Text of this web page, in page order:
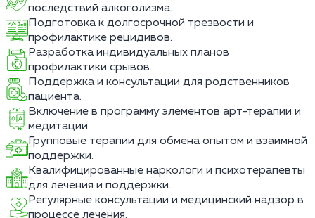
последствий алкоголизма.
Подготовка к долгосрочной трезвости и
профилактике рецидивов.
Разработка индивидуальных планов
профилактики срывов.
Поддержка и консультации для родственников
пациента.
Включение в программу элементов арт-терапии и
медитации.
Групповые терапии для обмена опытом и взаимной
поддержки.
Квалифицированные наркологи и психотерапевты
для лечения и поддержки.
Регулярные консультации и медицинский надзор в
процессе лечения.